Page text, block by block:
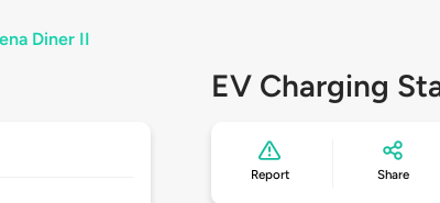
Diner II
EV Charging
Report Share